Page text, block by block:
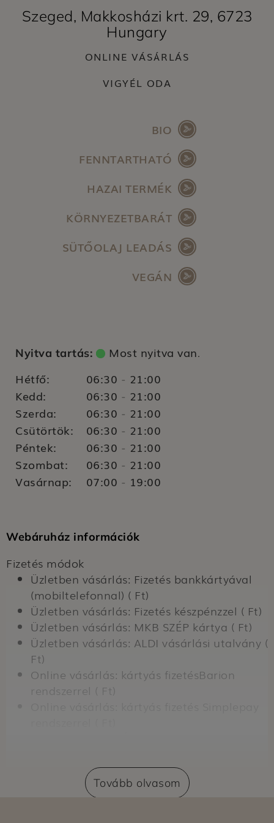
Szeged, Makkosházi krt. 29, 6723
Hungary
ONLINE VÁSÁRLÁS
VIGYÉL ODA
BIO
FENNTARTHATÓ
HAZAI TERMÉK
KÖRNYEZETBARÁT
SÜTŐOLAJ LEADÁS
VEGÁN
Nyitva tartás: Most nyitva van.
Hétfő: 06:30 - 21:00
Kedd:
06:30 - 21:00
Szerda:
06:30 - 21:00
Csütörtök:
06:30 - 21:00
Péntek:
06:30 - 21:00
Szombat:
06:30 - 21:00
Vasárnap:
07:00 - 19:00
Webáruház információk
Fizetés módok
Üzletben vásárlás: Fizetés bankkártyával
(mobiltelefonnal) ( Ft)
Üzletben vásárlás: Fizetés készpénzzel ( Ft)
Üzletben vásárlás: MKB SZÉP kártya ( Ft)
Üzletben vásárlás: ALDI vásárlási utalvány (
Ft)
Online vásárlás: kártyás fizetésBarion
rendszerrel ( Ft)
Online vásárlás: Átvételkor történő fizetés
bankkártyával ( Ft)Tovább olvasom